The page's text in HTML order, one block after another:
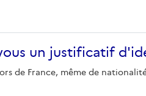
un justificatif
de France, même de